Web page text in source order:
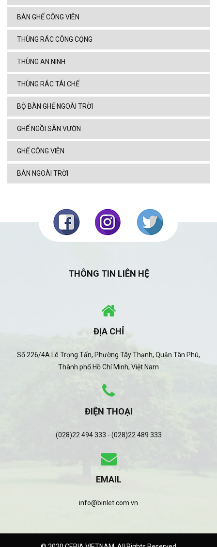
BÀN GHẾ CÔNG VIÊN
THÙNG RÁC CÔNG CỘNG
THÙNG AN NINH
THÙNG RÁC TÁI CHẾ
BỘ BÀN GHẾ NGOÀI TRỜI
GHẾ NGỒI SÂN VƯỜN
GHẾ CÔNG VIÊN
BÀN NGOÀI TRỜI
THÔNG TIN LIÊN HỆ
ĐỊA CHỈ
Số 226/4A Lê Trọng Tấn, Phường Tây Thạnh, Quận Tân Phú,
Thành phố Hồ Chí Minh, Việt Nam
ĐIỆN THOẠI
(028)22 494 333 - (028)22 489 333
EMAIL
info@binlet.com.vn